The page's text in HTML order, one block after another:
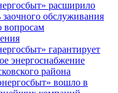
расширило
обслуживания
вопросам
гарантирует
энергоснабжение
района
вошло в